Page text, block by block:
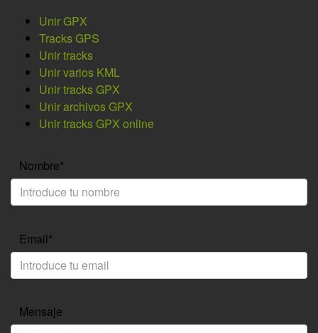
Unir GPX
Tracks GPS
Unir tracks
Unir varios KML
Unir tracks GPX
Unir archivos GPX
Unir tracks GPX online
Nombre*
Email*
Mensaje